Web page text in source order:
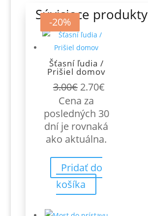
Súvisiace produkty
-10%
Šťasní ľudia /
Prišiel domov
3.00€ Pôvodná
cena
bola:
3.00€.
2.70€Aktuálna
je:
2.70€.
Cena za
posledných 30
dní je rovnaká
ako aktuálna.
Pridať do
košíka
-10%
-10%
-20%